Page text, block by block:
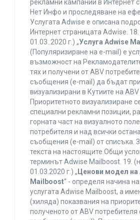
рекламни кампании в Интернет
Нет Инфо и проследяване на
Услугата Adwise е описана
Интернет страницата Adwise.
01.03..2020 г.) „Услуга Adwise
(Популяризиране на e-mail) е
възможност на
тях и получени от ABV
съобщения (e-mail) да бъдат
визуализирани в Кутиите на
Приоритетното визуализиране
специални рекламни позиции,
горната част на визуалното
потребителя и над всички
съобщения (e-mail) от списъка.
текста на настоящите Общи
терминът Adwise Mailboost. 19.
01.03.2020 г.) „ Ценови модел на
Mailboost“ - определя начина
услугата Adwise Mailboost, а
(хиляда) показвания на
полученото от ABV потребителя